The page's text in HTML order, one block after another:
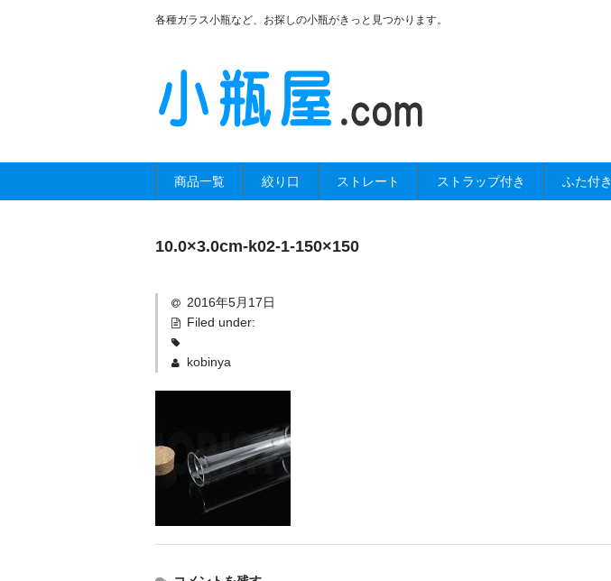
各種ガラス小瓶など、お探しの小瓶がきっと見つかります。
商品一覧 絞り口 ストレート ストラップ付き ふた付き
10.0×3.0cm-k02-1-150×150
2016年5月17日
Filed under:
kobinya